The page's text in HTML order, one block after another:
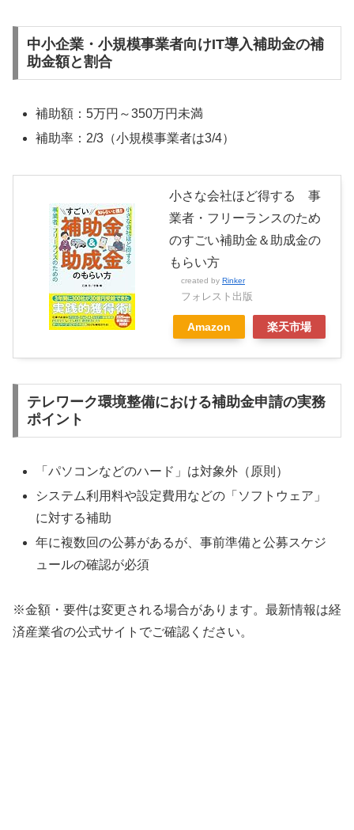
中小企業・小規模事業者向けIT導入補助金の補
助金額と割合
補助額：5万円～350万円未満
補助率：2/3（小規模事業者は3/4）
小さな会社ほど得する 事
業者・フリーランスのため
のすごい補助金＆助成金の
もらい方
created by Rinker
フォレスト出版
Amazon 楽天市場
テレワーク環境整備における補助金申請の実務
ポイント
「パソコンなどのハード」は対象外（原則）
システム利用料や設定費用などの「ソフトウェア」
に対する補助
年に複数回の公募があるが、事前準備と公募スケジ
ュールの確認が必須
※金額・要件は変更される場合があります。最新情報は経
済産業省の公式サイトでご確認ください。